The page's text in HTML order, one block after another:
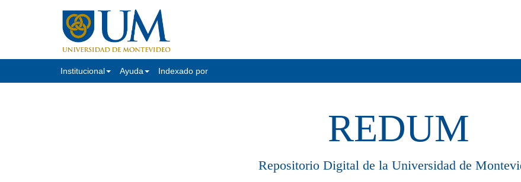
Institucional Ayuda Indexado por
REDUM
Repositorio Digital de la Universidad de